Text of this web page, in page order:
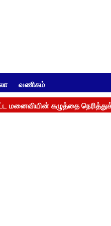
வணிகம்